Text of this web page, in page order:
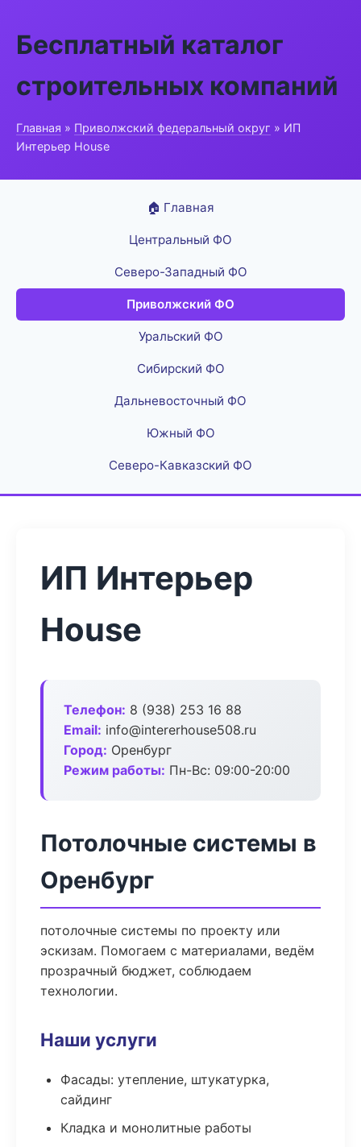
Бесплатный каталог
строительных компаний
Главная » Приволжский федеральный округ » ИП
Интерьер House
🏠 Главная
Центральный ФО
Северо-Западный ФО
Приволжский ФО
Уральский ФО
Сибирский ФО
Дальневосточный ФО
Южный ФО
Северо-Кавказский ФО
ИП Интерьер
House
Телефон: 8 (938) 253 16 88
Email: info@intererhouse508.ru
Город: Оренбург
Режим работы: Пн-Вс: 09:00-20:00
Потолочные системы в
Оренбург
потолочные системы по проекту или
эскизам. Помогаем с материалами, ведём
прозрачный бюджет, соблюдаем
технологии.
Наши услуги
Фасады: утепление, штукатурка,
сайдинг
Кладка и монолитные работы